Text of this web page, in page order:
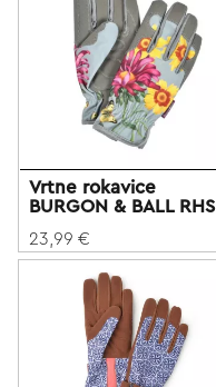
Vrtne rokavice
BURGON & BALL RHS
23,99 €